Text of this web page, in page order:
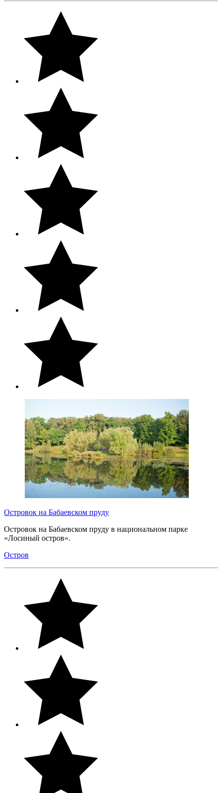
Островок на Бабаевском пруду
Островок на Бабаевском пруду в национальном парке
«Лосиный остров».
Остров